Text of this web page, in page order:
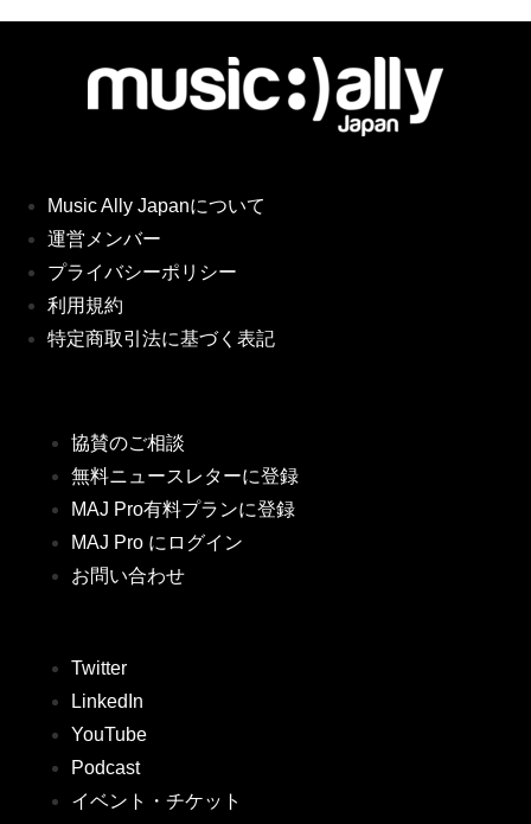
Music Ally Japanについて
運営メンバー
プライバシーポリシー
利用規約
特定商取引法に基づく表記
協賛のご相談
無料ニュースレターに登録
MAJ Pro有料プランに登録
MAJ Pro にログイン
お問い合わせ
Twitter
LinkedIn
YouTube
Podcast
イベント・チケット